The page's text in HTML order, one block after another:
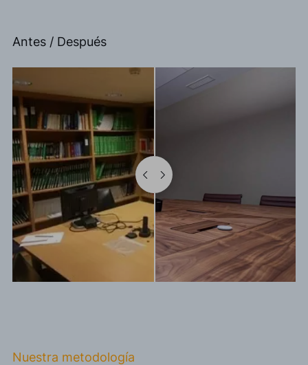
Antes / Después
Nuestra metodología